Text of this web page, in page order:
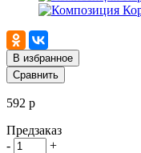
В избранное
Сравнить
592 р
Предзаказ
-
+